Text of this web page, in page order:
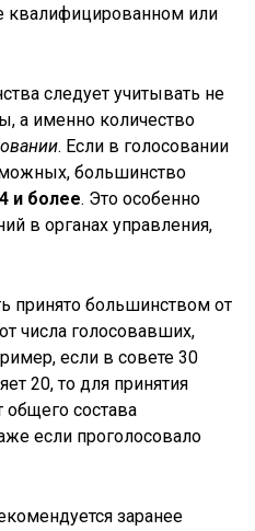
квалифицированном или
следует учитывать не
а именно количество
. Если в голосовании
большинство
и более. Это особенно
в органах управления,
принято большинством от
числа голосовавших,
если в совете 30
20, то для принятия
состава
если проголосовало
заранее